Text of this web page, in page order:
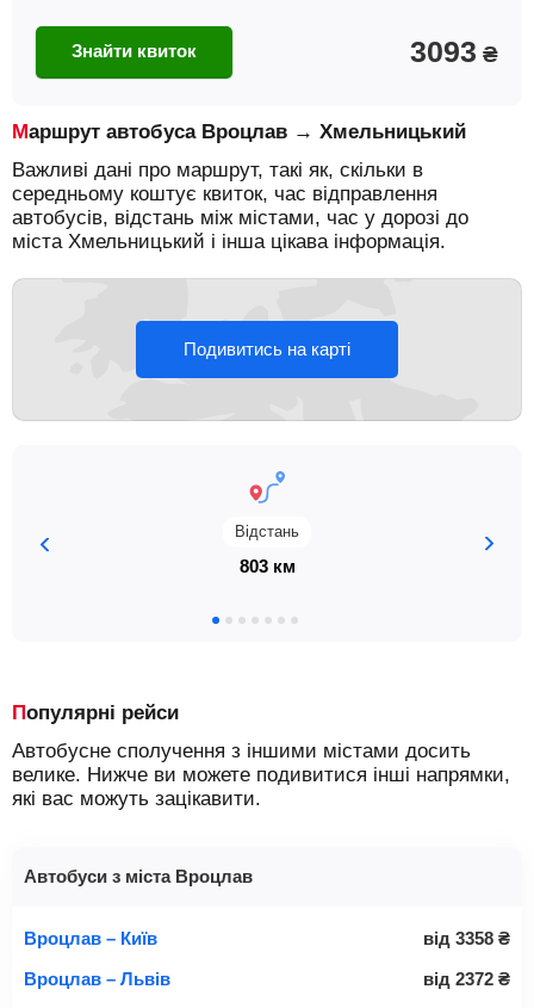
Знайти квиток 3093 ₴
Маршрут автобуса Вроцлав → Хмельницький
Важливі дані про маршрут, такі як, скільки в
середньому коштує квиток, час відправлення
автобусів, відстань між містами, час у дорозі до
міста Хмельницький і інша цікава інформація.
Подивитись на карті
Відстань
803 км
Популярні рейси
Автобусне сполучення з іншими містами досить
велике. Нижче ви можете подивитися інші напрямки,
які вас можуть зацікавити.
Автобуси з міста Вроцлав
Вроцлав – Київ від 3358 ₴
Вроцлав – Львів
від 2372 ₴